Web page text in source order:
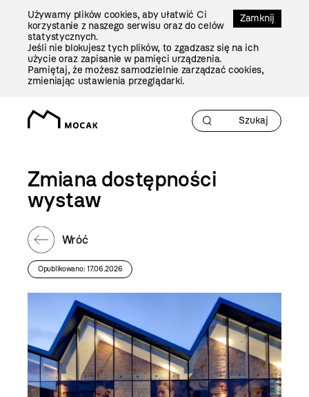
Zamknij
Używamy plików cookies, aby ułatwić Ci
korzystanie z naszego serwisu oraz do celów
statystycznych.
Jeśli nie blokujesz tych plików, to zgadzasz się na ich
użycie oraz zapisanie w pamięci urządzenia.
Pamiętaj, że możesz samodzielnie zarządzać cookies,
zmieniając ustawienia przeglądarki.
Zmiana dostępności
wystaw
Wróć
Opublikowano: 17.06.2026